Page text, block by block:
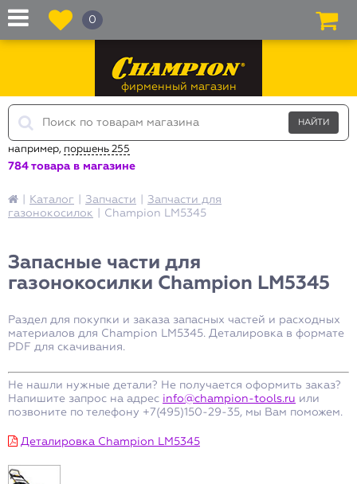
Каталог Запчасти
Запчасти для
газонокосилок
Champion LM5345
Запасные части для
газонокосилки Champion LM5345
Раздел для покупки и заказа запасных частей и расходных
материалов для Champion LM5345. Деталировка в формате
PDF для скачивания.
Не нашли нужные детали? Не получается оформить заказ?
Напишите запрос на адрес info@champion-tools.ru или
позвоните по телефону +7(495)150-29-35, мы Вам поможем.
Деталировка Champion LM5345
фирменный магазин
например, поршень 255
784 товара в магазине
0